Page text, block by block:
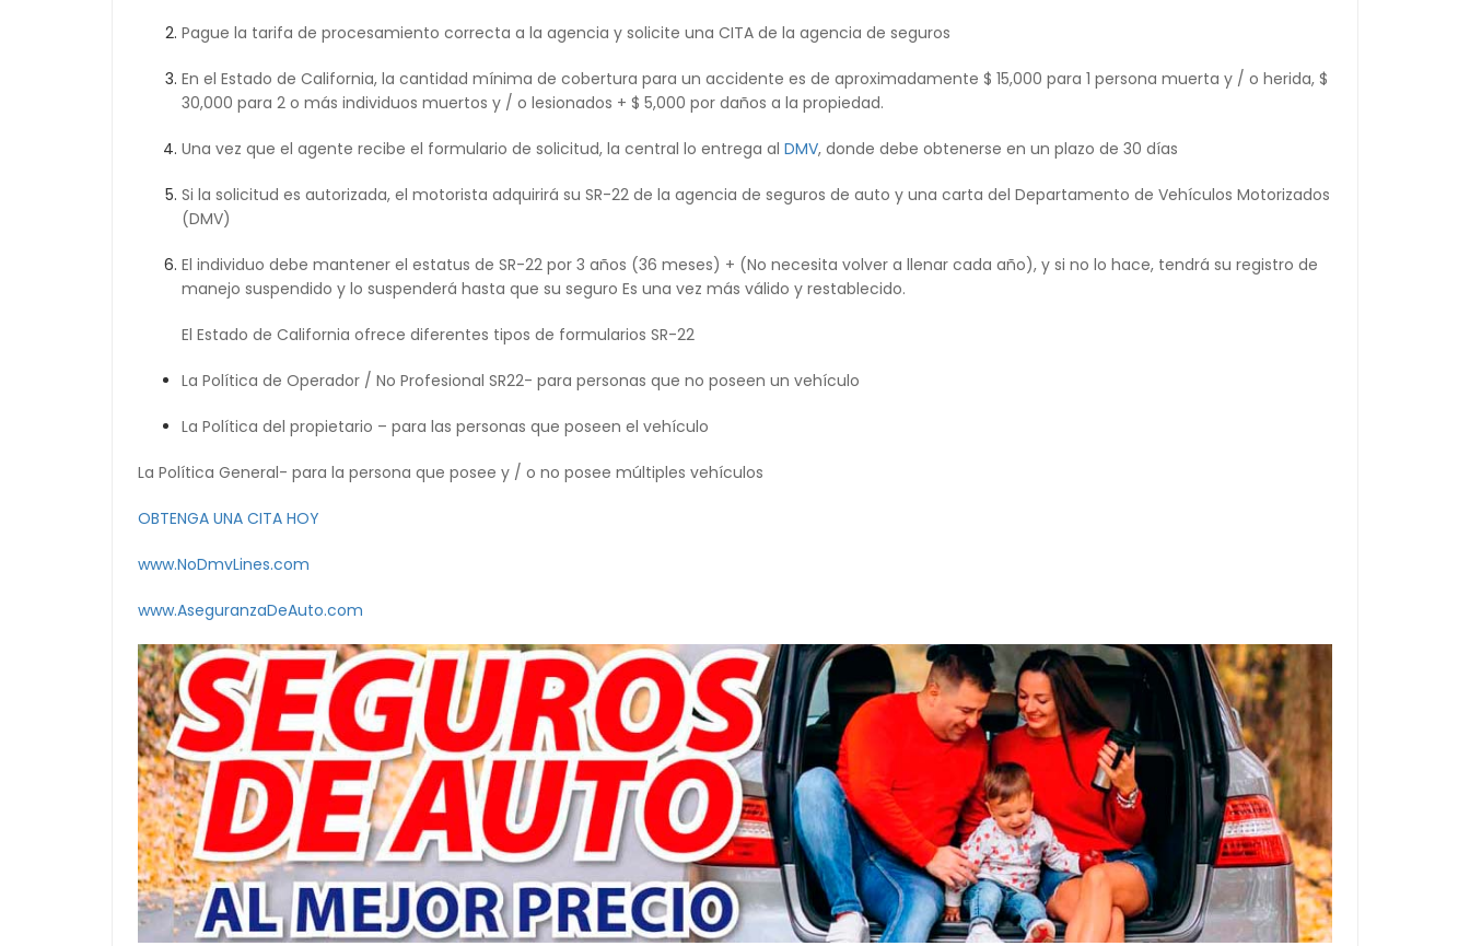
Pague la tarifa de procesamiento correcta a la agencia y solicite una CITA de la agencia de seguros
En el Estado de California, la cantidad mínima de cobertura para un accidente es de aproximadamente $ 15,000 para 1 persona muerta y / o herida, $
30,000 para 2 o más individuos muertos y / o lesionados + $ 5,000 por daños a la propiedad.
Una vez que el agente recibe el formulario de solicitud, la central lo entrega al DMV, donde debe obtenerse en un plazo de 30 días
Si la solicitud es autorizada, el motorista adquirirá su SR-22 de la agencia de seguros de auto y una carta del Departamento de Vehículos Motorizados
(DMV)
El individuo debe mantener el estatus de SR-22 por 3 años (36 meses) + (No necesita volver a llenar cada año), y si no lo hace, tendrá su registro de
manejo suspendido y lo suspenderá hasta que su seguro Es una vez más válido y restablecido.
El Estado de California ofrece diferentes tipos de formularios SR-22
La Política de Operador / No Profesional SR22- para personas que no poseen un vehículo
La Política del propietario – para las personas que poseen el vehículo
La Política General- para la persona que posee y / o no posee múltiples vehículos
OBTENGA UNA CITA HOY
www.NoDmvLines.com
www.AseguranzaDeAuto.com